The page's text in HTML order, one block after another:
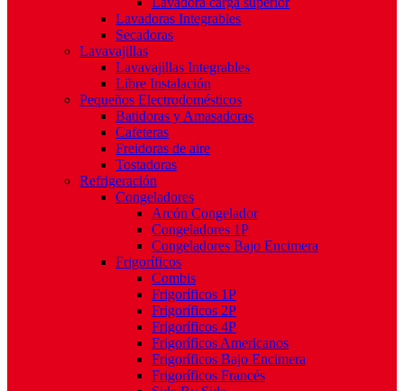
Lavadoras Integrables
Secadoras
Lavavajillas
Lavavajillas Integrables
Libre Instalación
Pequeños Electrodomésticos
Batidoras y Amasadoras
Cafeteras
Freidoras de aire
Tostadoras
Refrigeración
Congeladores
Arcón Congelador
Congeladores 1P
Congeladores Bajo Encimera
Frigoríficos
Combis
Frigoríficos 1P
Frigoríficos 2P
Frigoríficos 4P
Frigoríficos Americanos
Frigoríficos Bajo Encimera
Frigoríficos Francés